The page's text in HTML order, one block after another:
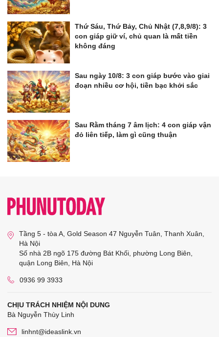
Thứ Sáu, Thứ Bảy, Chủ Nhật (7,8,9/8): 3
con giáp giữ ví, chủ quan là mất tiền
không đáng
Sau ngày 10/8: 3 con giáp bước vào giai
đoạn nhiều cơ hội, tiền bạc khởi sắc
Sau Rằm tháng 7 âm lịch: 4 con giáp vận
đỏ liên tiếp, làm gì cũng thuận
Tầng 5 - tòa A, Gold Season 47 Nguyễn Tuân, Thanh Xuân,
Hà Nội
Số nhà 2B ngõ 175 đường Bát Khối, phường Long Biên,
quận Long Biên, Hà Nội
0936 99 3933
CHỊU TRÁCH NHIỆM NỘI DUNG
Bà Nguyễn Thùy Linh
linhnt@ideaslink.vn